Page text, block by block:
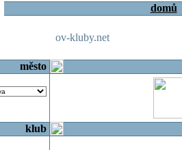
domů
ov-kluby.net
město
klub